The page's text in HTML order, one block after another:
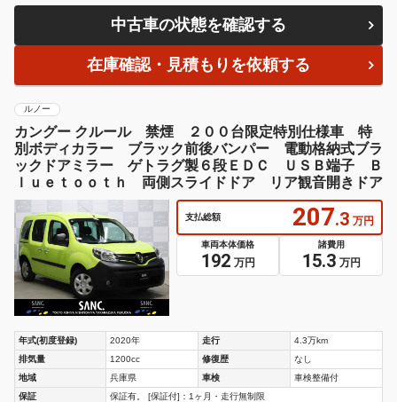
中古車の状態を確認する
在庫確認・見積もりを依頼する
ルノー
カングー クルール 禁煙 ２００台限定特別仕様車 特
別ボディカラー ブラック前後バンパー 電動格納式ブラ
ックドアミラー ゲトラグ製６段ＥＤＣ ＵＳＢ端子 Ｂ
ｌｕｅｔｏｏｔｈ 両側スライドドア リア観音開きドア
支払総額 207.3 万円
車両本体価格
192 万円
諸費用
15.3 万円
年式(初度登録) 2020年 走行
4.3万km
排気量
1200cc 修復歴
なし
地域
兵庫県 車検
車検整備付
保証
保証有。 [保証付]：1ヶ月・走行無制限